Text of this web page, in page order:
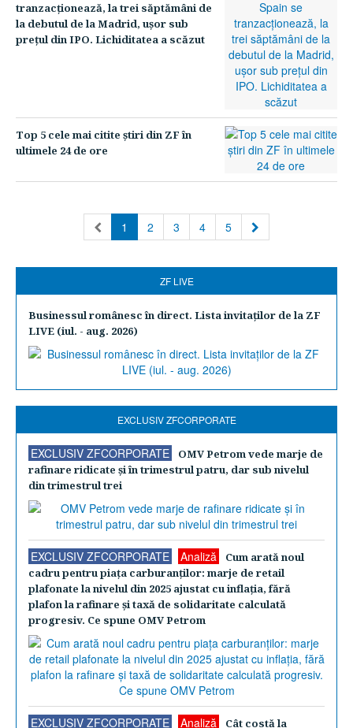
tranzacţionează, la trei săptămâni de
la debutul de la Madrid, uşor sub
preţul din IPO. Lichiditatea a scăzut
Top 5 cele mai citite ştiri din ZF în
ultimele 24 de ore
1 (current)
2 3 4 5
ZF LIVE
Businessul românesc în direct. Lista invitaţilor de la ZF
LIVE (iul. - aug. 2026)
EXCLUSIV ZFCORPORATE
EXCLUSIV ZFCORPORATE
OMV Petrom vede marje de
rafinare ridicate şi în trimestrul patru, dar sub nivelul
din trimestrul trei
EXCLUSIV ZFCORPORATE Analiză
Cum arată noul
cadru pentru piaţa carburanţilor: marje de retail
plafonate la nivelul din 2025 ajustat cu inflaţia, fără
plafon la rafinare şi taxă de solidaritate calculată
progresiv. Ce spune OMV Petrom
EXCLUSIV ZFCORPORATE Analiză Cât costă la